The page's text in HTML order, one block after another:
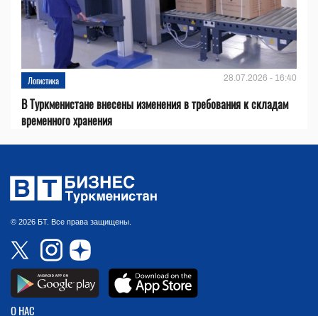
Логистика 28.07.2026 - 16:40
В Туркменистане внесены изменения в требования к складам
временного хранения
© 2026 БТ. Все права защищены.
О НАС